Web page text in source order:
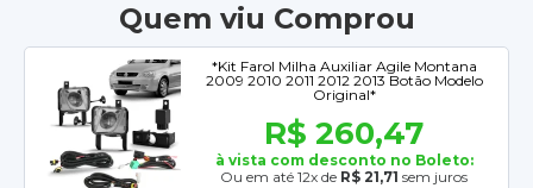
Quem viu Comprou
*Kit Farol Milha Auxiliar Agile Montana
2009 2010 2011 2012 2013 Botão Modelo
Original*
R$ 260,47
à vista com desconto no Boleto:
Ou em até 12x de R$ 21,71 sem juros